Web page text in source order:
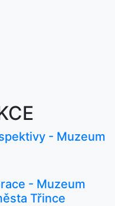
- Muzeum
- Muzeum
Třince